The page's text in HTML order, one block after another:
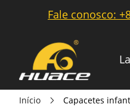
Fale conosco:
Início Capacetes